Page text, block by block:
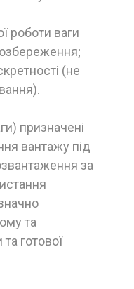
роботи ваги
(не
призначені
вантажу під
за
та
готової